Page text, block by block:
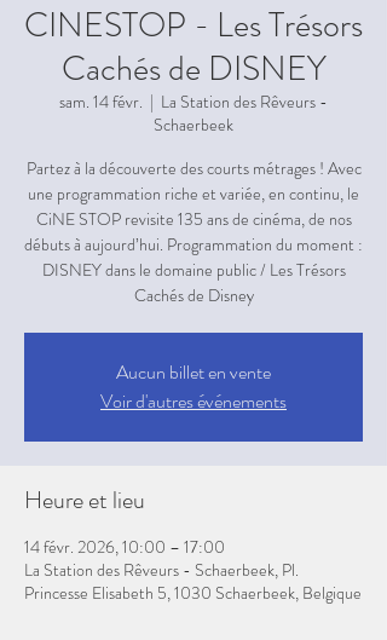
CINESTOP - Les Trésors
Cachés de DISNEY
sam. 14 févr.
  |
La Station des Rêveurs -
Schaerbeek
Partez à la découverte des courts métrages ! Avec
une programmation riche et variée, en continu, le
CiNE STOP revisite 135 ans de cinéma, de nos
débuts à aujourd’hui. Programmation du moment :
DISNEY dans le domaine public / Les Trésors
Cachés de Disney
Aucun billet en vente
Voir d'autres événements
Heure et lieu
14 févr. 2026, 10:00 – 17:00
La Station des Rêveurs - Schaerbeek, Pl.
Princesse Elisabeth 5, 1030 Schaerbeek, Belgique